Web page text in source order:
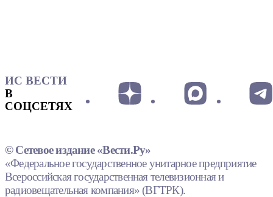
ИС ВЕСТИ
В
СОЦСЕТЯХ
© Сетевое издание «Вести.Ру»
«Федеральное государственное унитарное предприятие
Всероссийская государственная телевизионная и
радиовещательная компания» (ВГТРК).